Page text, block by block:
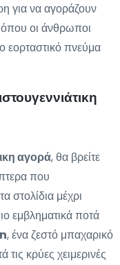
για να αγοράζουν
οι άνθρωποι
εορταστικό πνεύμα
αγορά, θα βρείτε
που
στολίδια μέχρι
εμβληματικά ποτά
, ένα ζεστό μπαχαρικό
κρύες χειμερινές